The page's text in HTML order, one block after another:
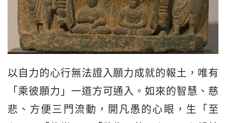
以自力的心行無法證入願力成就的報土，唯有
「乘彼願力」一道方可通入。如來的智慧、慈
悲、方便三門流動，開凡愚的心眼，生「至